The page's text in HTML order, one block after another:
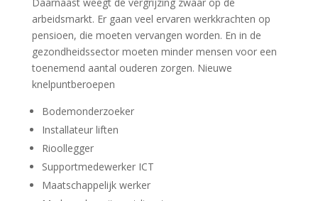
arbeidsmarkt. Er gaan veel ervaren werkkrachten op
pensioen, die moeten vervangen worden. En in de
gezondheidssector moeten minder mensen voor een
toenemend aantal ouderen zorgen. Nieuwe
knelpuntberoepen
Bodemonderzoeker
Installateur liften
Rioollegger
Supportmedewerker ICT
Maatschappelijk werker